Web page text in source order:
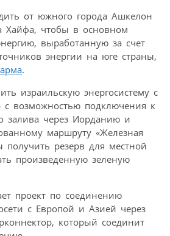
от южного города Ашкелон
Хайфа, чтобы в основном
выработанную за счет
энергии на юге страны,
.
израильскую энергосистему с
с возможностью подключения к
залива через Иорданию и
маршруту «Железная
получить резерв для местной
произведенную зеленую
проект по соединению
с Европой и Азией через
который соединит